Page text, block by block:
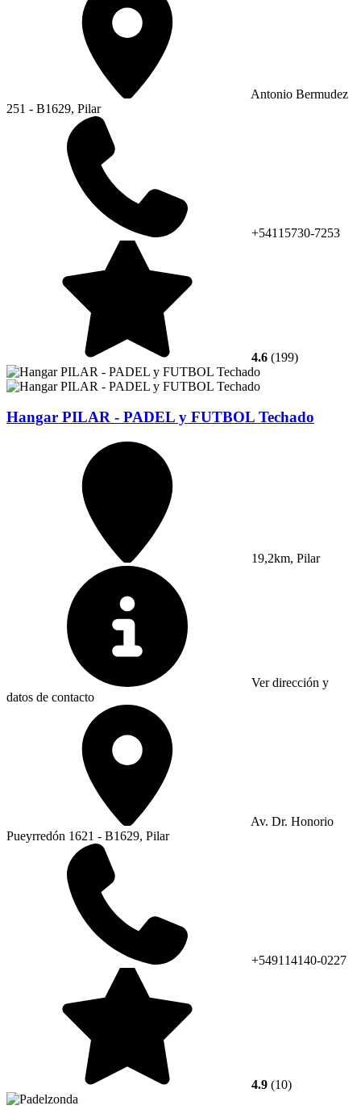
Antonio Bermudez
251 - B1629, Pilar
+54115730-7253
4.6 (199)
Hangar PILAR - PADEL y FUTBOL Techado
19,2km, Pilar
Ver dirección y
datos de contacto
Av. Dr. Honorio
Pueyrredón 1621 - B1629, Pilar
+549114140-0227
4.9 (10)